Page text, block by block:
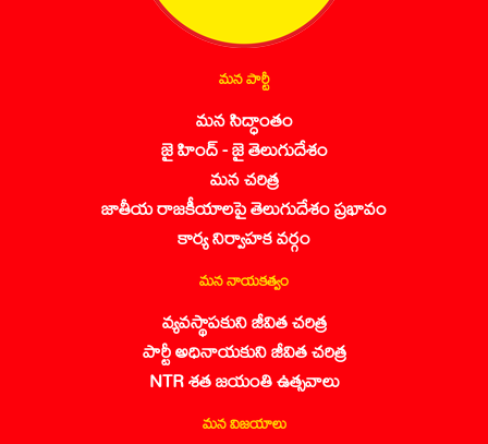
మన పార్టీ
మన సిద్ధాంతం
జై హింద్ - జై తెలుగుదేశం
మన చరిత్ర
జాతీయ రాజకీయాలపై తెలుగుదేశం ప్రభావం
కార్య నిర్వాహక వర్గం
మన నాయకత్వం
వ్యవస్థాపకుని జీవిత చరిత్ర
పార్టీ అధినాయకుని జీవిత చరిత్ర
NTR శత జయంతి ఉత్సవాలు
మన విజయాలు